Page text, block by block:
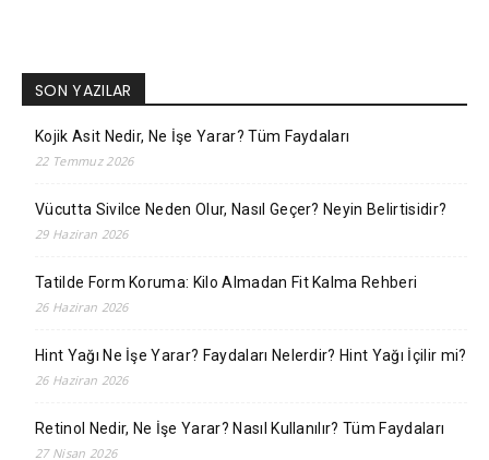
SON YAZILAR
Kojik Asit Nedir, Ne İşe Yarar? Tüm Faydaları
22 Temmuz 2026
Vücutta Sivilce Neden Olur, Nasıl Geçer? Neyin Belirtisidir?
29 Haziran 2026
Tatilde Form Koruma: Kilo Almadan Fit Kalma Rehberi
26 Haziran 2026
Hint Yağı Ne İşe Yarar? Faydaları Nelerdir? Hint Yağı İçilir mi?
26 Haziran 2026
Retinol Nedir, Ne İşe Yarar? Nasıl Kullanılır? Tüm Faydaları
27 Nisan 2026